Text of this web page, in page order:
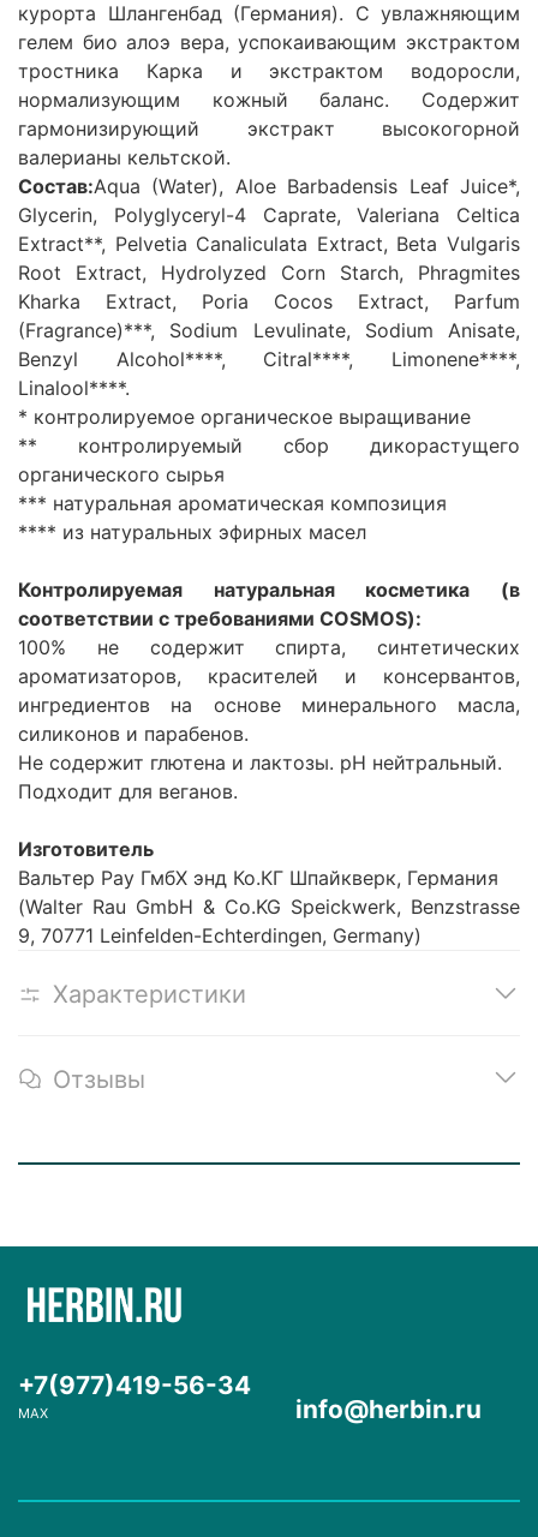
курорта Шлангенбад (Германия). С увлажняющим
гелем био алоэ вера, успокаивающим экстрактом
тростника Карка и экстрактом водоросли,
нормализующим кожный баланс. Содержит
гармонизирующий экстракт высокогорной
валерианы кельтской.
Состав:Aqua (Water), Aloe Barbadensis Leaf Juice*,
Glycerin, Polyglyceryl-4 Caprate, Valeriana Celtica
Extract**, Pelvetia Canaliculata Extract, Beta Vulgaris
Root Extract, Hydrolyzed Corn Starch, Phragmites
Kharka Extract, Poria Cocos Extract, Parfum
(Fragrance)***, Sodium Levulinate, Sodium Anisate,
Benzyl Alcohol****, Citral****, Limonene****,
Linalool****.
* контролируемое органическое выращивание
** контролируемый сбор дикорастущего
органического сырья
*** натуральная ароматическая композиция
**** из натуральных эфирных масел
Контролируемая натуральная косметика (в
соответствии с требованиями COSMOS):
100% не содержит спирта, синтетических
ароматизаторов, красителей и консервантов,
ингредиентов на основе минерального масла,
силиконов и парабенов.
Не содержит глютена и лактозы. рН нейтральный.
Подходит для веганов.
Изготовитель
Вальтер Рау ГмбХ энд Ко.КГ Шпайкверк, Германия
(Walter Rau GmbH & Co.KG Speickwerk, Benzstrasse
9, 70771 Leinfelden-Echterdingen, Germany)
Характеристики
Отзывы
+7(977)419-56-34
MAX info@herbin.ru